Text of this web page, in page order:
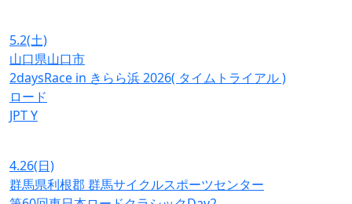
5.2(土)
山口県山口市
2daysRace in きらら浜 2026( タイムトライアル )
ロード
JPTY
4.26(日)
群馬県利根郡 群馬サイクルスポーツセンター